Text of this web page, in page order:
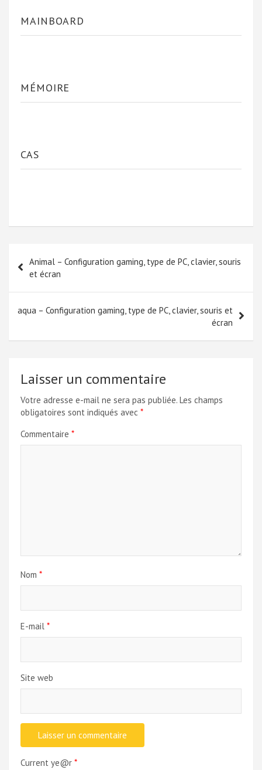
MAINBOARD
MÉMOIRE
CAS
de
l’article
Animal – Configuration gaming, type de PC, clavier, souris
et écran
aqua – Configuration gaming, type de PC, clavier, souris et
écran
Laisser un commentaire
Votre adresse e-mail ne sera pas publiée. Les champs
obligatoires sont indiqués avec *
Commentaire *
Nom *
E-mail *
Site web
Current ye@r *